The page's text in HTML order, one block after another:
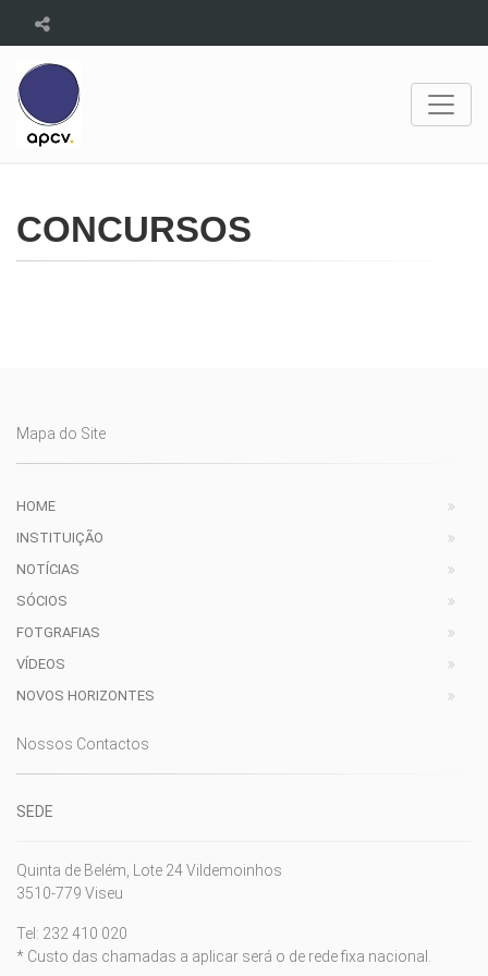
CONCURSOS
Mapa do Site
HOME
INSTITUIÇÃO
NOTÍCIAS
SÓCIOS
FOTGRAFIAS
VÍDEOS
NOVOS HORIZONTES
Nossos Contactos
SEDE
Quinta de Belém, Lote 24 Vildemoinhos
3510-779 Viseu
Tel: 232 410 020
* Custo das chamadas a aplicar será o de rede fixa nacional.